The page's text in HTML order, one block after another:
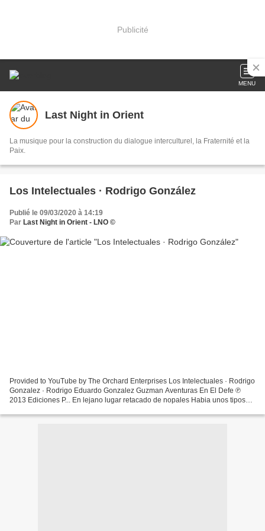
Publicité
MENU
Last Night in Orient
La musique pour la construction du dialogue interculturel, la Fraternité et la
Paix.
Los Intelectuales · Rodrigo González
Publié le 09/03/2020 à 14:19
Par Last Night in Orient - LNO ©
Provided to YouTube by The Orchard Enterprises Los Intelectuales · Rodrigo
Gonzalez · Rodrigo Eduardo Gonzalez Guzman Aventuras En El Defe ℗
2013 Ediciones P... En lejano lugar retacado de nopales Habia unos tipos